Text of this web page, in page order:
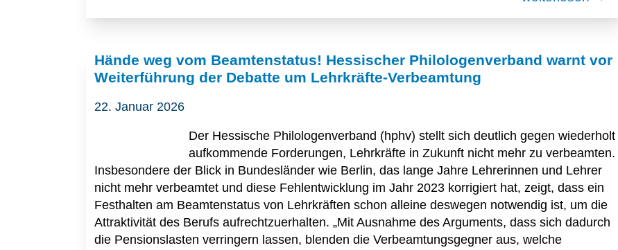
Hände weg vom Beamtenstatus! Hessischer Philologenverband warnt vor
Weiterführung der Debatte um Lehrkräfte-Verbeamtung
22. Januar 2026
Der Hessische Philologenverband (hphv) stellt sich deutlich gegen wiederholt
aufkommende Forderungen, Lehrkräfte in Zukunft nicht mehr zu verbeamten.
Insbesondere der Blick in Bundesländer wie Berlin, das lange Jahre Lehrerinnen und Lehrer
nicht mehr verbeamtet und diese Fehlentwicklung im Jahr 2023 korrigiert hat, zeigt, dass ein
Festhalten am Beamtenstatus von Lehrkräften schon alleine deswegen notwendig ist, um die
Attraktivität des Berufs aufrechtzuerhalten. „Mit Ausnahme des Arguments, dass sich dadurch
die Pensionslasten verringern lassen, blenden die Verbeamtungsgegner aus, welche